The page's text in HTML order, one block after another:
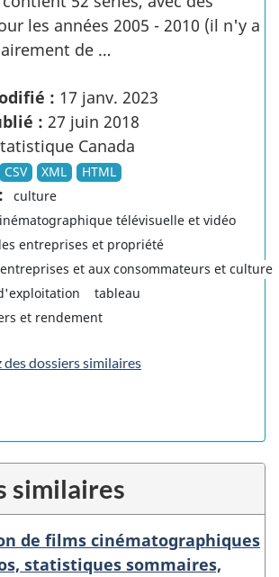
les années 2005 - 2010 (il n'y a
de …
: 17 janv. 2023
: 27 juin 2018
Canada
CSV XML HTML
culture
télévisuelle et vidéo
entreprises et propriété
et aux consommateurs et culture
tableau
et rendement
des dossiers similaires
similaires
de films cinématographiques
statistiques sommaires,